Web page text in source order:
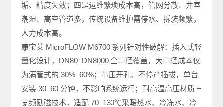
垢、精度失效；四是运维繁琐成本高，管网分散、井室
潮湿、高空管道多，传统设备维护需停水、拆装频繁，
人力成本高。
康宝莱 MicroFLOW M6700 系列针对性破解：插入式轻
量化设计，DN80–DN8000 全口径覆盖，大口径成本仅
为满管式的 30%–60%；带压开孔、不停产插拔，单台
安装 30–60 分钟，不影响系统运行；耐高温高压材质 +
宽频励磁技术，适配 70–130℃采暖热水、冷冻水、冷